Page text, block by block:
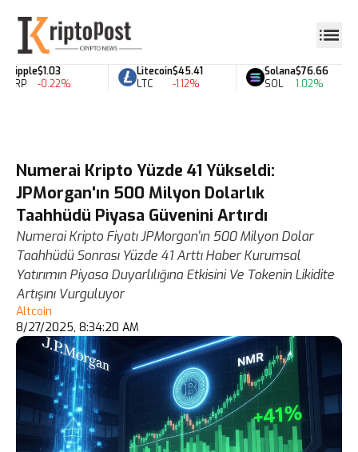
Ripple
XRP
$1.03
-0.22%
Litecoin
LTC
$45.41
-1.12%
Solana
SOL
$76.66
1.02%
Numerai Kripto Yüzde 41 Yükseldi:
JPMorgan'ın 500 Milyon Dolarlık
Taahhüdü Piyasa Güvenini Artırdı
Numerai Kripto Fiyatı JPMorgan'ın 500 Milyon Dolar
Taahhüdü Sonrası Yüzde 41 Arttı Haber Kurumsal
Yatırımın Piyasa Duyarlılığına Etkisini Ve Tokenin Likidite
Artışını Vurguluyor
Altcoin
8/27/2025, 8:34:20 AM